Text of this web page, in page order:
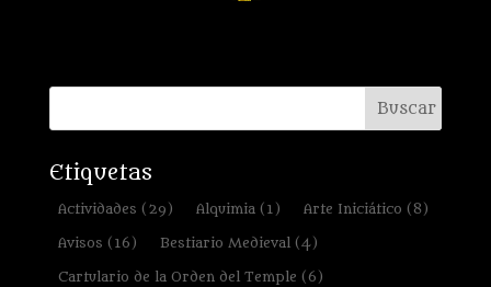
Etiquetas
Actividades (29) Alquimia(1) Arte Iniciático (8)
Avisos (16) Bestiario Medieval(4)
Cartulario de la Orden del Temple (6)